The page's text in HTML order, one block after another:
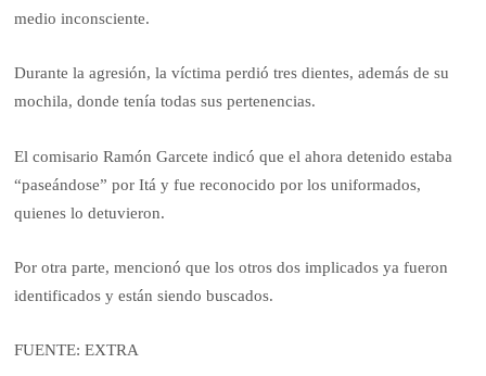
medio inconsciente.
Durante la agresión, la víctima perdió tres dientes, además de su
mochila, donde tenía todas sus pertenencias.
El comisario Ramón Garcete indicó que el ahora detenido estaba
“paseándose” por Itá y fue reconocido por los uniformados,
quienes lo detuvieron.
Por otra parte, mencionó que los otros dos implicados ya fueron
identificados y están siendo buscados.
FUENTE: EXTRA